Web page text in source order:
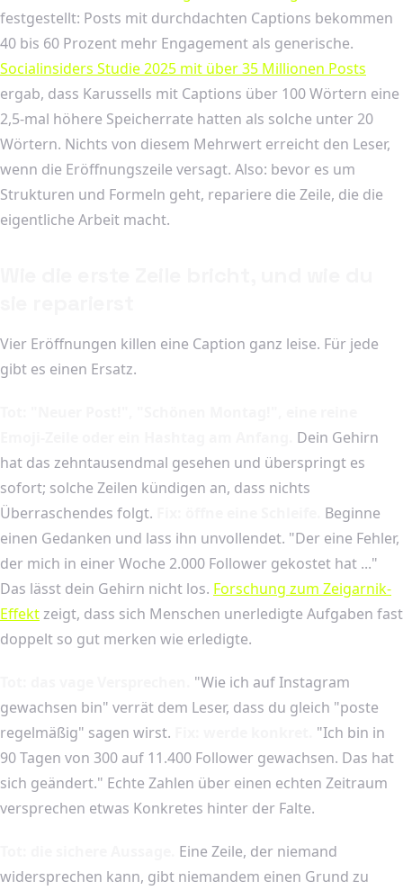
festgestellt: Posts mit durchdachten Captions bekommen
40 bis 60 Prozent mehr Engagement als generische.
Socialinsiders Studie 2025 mit über 35 Millionen Posts
ergab, dass Karussells mit Captions über 100 Wörtern eine
2,5-mal höhere Speicherrate hatten als solche unter 20
Wörtern. Nichts von diesem Mehrwert erreicht den Leser,
wenn die Eröffnungszeile versagt. Also: bevor es um
Strukturen und Formeln geht, repariere die Zeile, die die
eigentliche Arbeit macht.
Vier Eröffnungen killen eine Caption ganz leise. Für jede
gibt es einen Ersatz.
Dein Gehirn
hat das zehntausendmal gesehen und überspringt es
sofort; solche Zeilen kündigen an, dass nichts
Überraschendes folgt.
Beginne
einen Gedanken und lass ihn unvollendet. "Der eine Fehler,
der mich in einer Woche 2.000 Follower gekostet hat ..."
Das lässt dein Gehirn nicht los. Forschung zum Zeigarnik-
Effektzeigt, dass sich Menschen unerledigte Aufgaben fast
doppelt so gut merken wie erledigte.
"Wie ich auf Instagram
gewachsen bin" verrät dem Leser, dass du gleich "poste
regelmäßig" sagen wirst.
"Ich bin in
90 Tagen von 300 auf 11.400 Follower gewachsen. Das hat
sich geändert." Echte Zahlen über einen echten Zeitraum
versprechen etwas Konkretes hinter der Falte.
Eine Zeile, der niemand
widersprechen kann, gibt niemandem einen Grund zu